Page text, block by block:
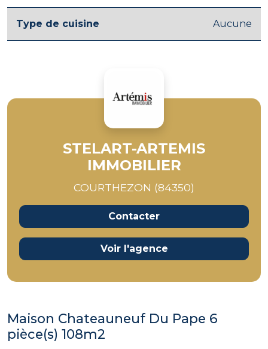
Type de cuisine Aucune
STELART-ARTEMIS
IMMOBILIER
COURTHEZON (84350)
Contacter
Voir l'agence
Maison Chateauneuf Du Pape 6
pièce(s) 108m2